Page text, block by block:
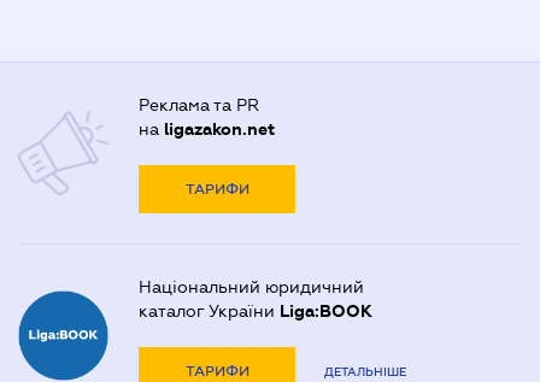
Реклама та PR
на ligazakon.net
ТАРИФИ
Національний юридичний
каталог України Liga:BOOK
ТАРИФИ ДЕТАЛЬНІШЕ